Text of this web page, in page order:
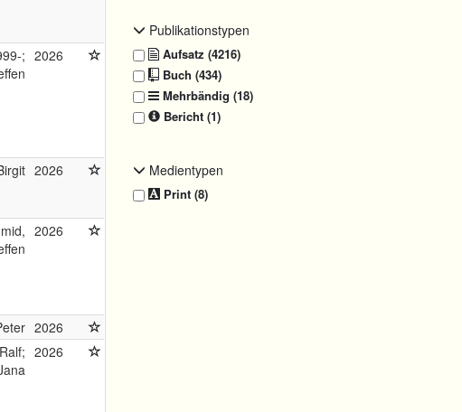
; 2026
2026
2026
2026
2026
Publikationstypen
Aufsatz (4216)
Buch (434)
Mehrbändig (18)
Bericht (1)
Medientypen
Print (8)